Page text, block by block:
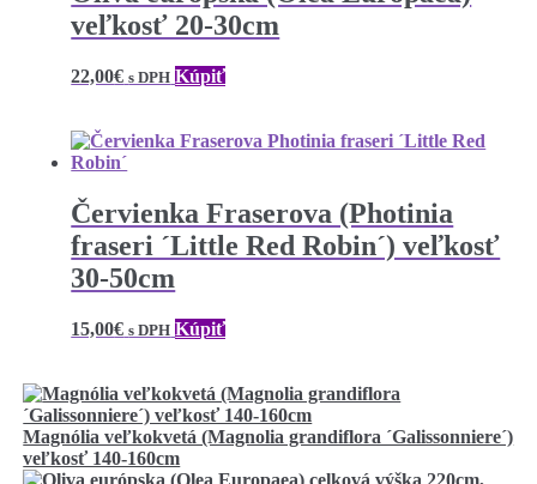
veľkosť 20-30cm
22,00€ s DPH Kúpiť
Červienka Fraserova (Photinia
fraseri ´Little Red Robin´) veľkosť
30-50cm
15,00€ s DPH Kúpiť
Magnólia veľkokvetá (Magnolia grandiflora ´Galissonniere´)
veľkosť 140-160cm